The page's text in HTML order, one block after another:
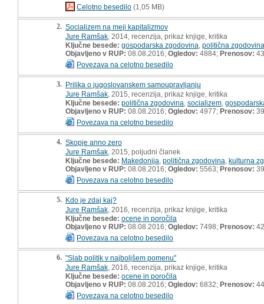
Celotno besedilo (1,05 MB)
2. Socializem na meji kapitalizmov
Jure Ramšak , 2014, recenzija, prikaz knjige, kritika
Ključne besede: gospodarska zgodovina politična zgodovina
Objavljeno v RUP: 08.08.2016; Ogledov: 4884; Prenosov: 43
Povezava na celotno besedilo
3. Prilika o jugoslovanskem samoupravljanju
Jure Ramšak , 2015, recenzija, prikaz knjige, kritika
Ključne besede: politična zgodovina socializem
Objavljeno v RUP: 08.08.2016; Ogledov: 4977; Prenosov: 39
Povezava na celotno besedilo
4. Skopje anno zero
Jure Ramšak , 2015, poljudni članek
Ključne besede: Makedonija politična zgodovina kulturna
Objavljeno v RUP: 08.08.2016; Ogledov: 5563; Prenosov: 39
Povezava na celotno besedilo
5. Kdo je zdaj kaj?
Jure Ramšak , 2016, recenzija, prikaz knjige, kritika
Ključne besede: ocene in poročila
Objavljeno v RUP: 08.08.2016; Ogledov: 7498; Prenosov: 42
Povezava na celotno besedilo
6. "Slab politik v najboljšem pomenu"
Jure Ramšak , 2016, recenzija, prikaz knjige, kritika
Ključne besede: ocene in poročila
Objavljeno v RUP: 08.08.2016; Ogledov: 6832; Prenosov: 44
Povezava na celotno besedilo